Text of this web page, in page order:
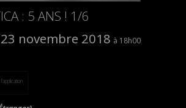
: 5 ANS ! 1/6
novembre 2018
18h00